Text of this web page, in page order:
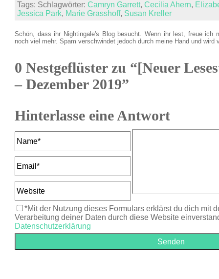
Tags: Schlagwörter: Camryn Garrett, Cecilia Ahern,
Jessica Park, Marie Grasshoff, Susan Kreller
Schön, dass ihr Nightingale's Blog besucht. Wenn ihr lest, freue ich
noch viel mehr. Spam verschwindet jedoch durch meine Hand und wird
0 Nestgeflüster zu “[Neuer
– Dezember 2019”
Hinterlasse eine Antwort
*Mit der Nutzung dieses Formulars erklärst du dich mit
Verarbeitung deiner Daten durch diese Website
Datenschutzerklärung